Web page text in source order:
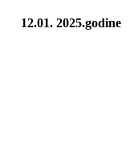
12.01. 2025.godine